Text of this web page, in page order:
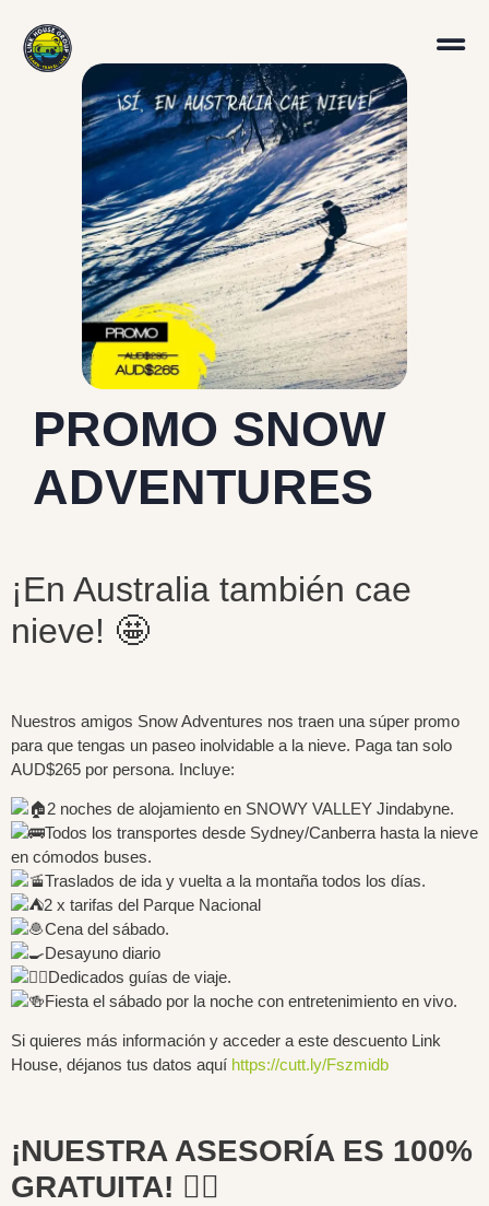
PROMO SNOW
ADVENTURES
¡En Australia también cae
nieve! 🤩
Nuestros amigos Snow Adventures nos traen una súper promo
para que tengas un paseo inolvidable a la nieve. Paga tan solo
AUD$265 por persona. Incluye:
2 noches de alojamiento en SNOWY VALLEY Jindabyne.
Todos los transportes desde Sydney/Canberra hasta la nieve
en cómodos buses.
Traslados de ida y vuelta a la montaña todos los días.
2 x tarifas del Parque Nacional
Cena del sábado.
Desayuno diario
Dedicados guías de viaje.
Fiesta el sábado por la noche con entretenimiento en vivo.
Si quieres más información y acceder a este descuento Link
House, déjanos tus datos aquí https://cutt.ly/Fszmidb
¡NUESTRA ASESORÍA ES 100%
GRATUITA! 🙋‍♀️